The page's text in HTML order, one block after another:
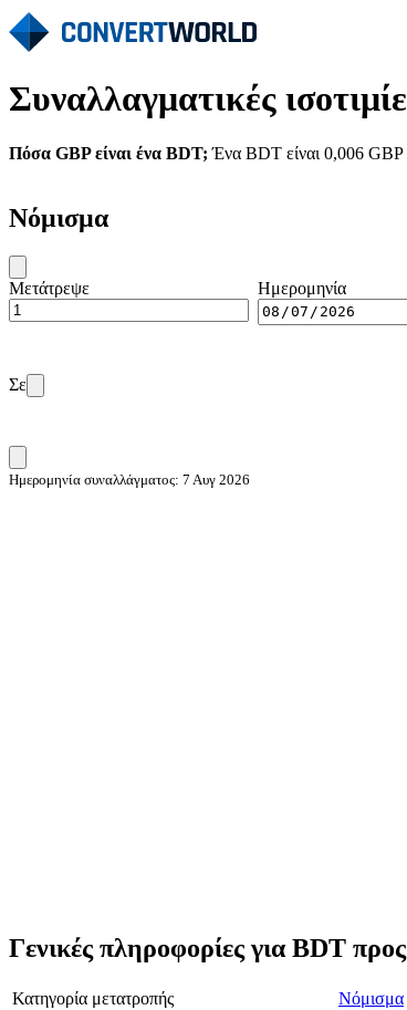
Συναλλαγματικές
Πόσα GBP είναι ένα BDT; Ένα BDT είναι 0,006 GBP
Νόμισμα
Μετάτρεψε Ημερομηνία
Σε
Ημερομηνία συναλλάγματος: 7 Αυγ 2026
Γενικές πληροφορίες για BDT
Κατηγορία μετατροπής
Νόμισμα